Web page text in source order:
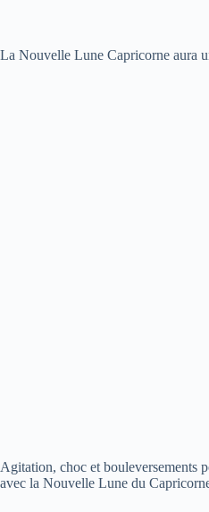
La Nouvelle Lune Capricorne aura
Agitation, choc et bouleversements
avec la Nouvelle Lune du